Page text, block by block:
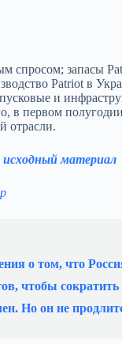
спросом; запасы
Patriot в
и
в первом
отрасли.
исходный материал
о том, что
чтобы
Но он не